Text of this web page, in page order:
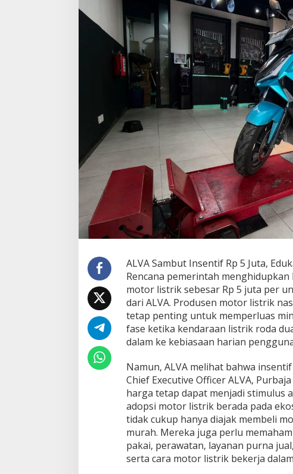
ALVA Sambut Insentif Rp 5 Juta,
Rencana pemerintah
motor listrik sebesar Rp 5 juta per
dari ALVA. Produsen motor listrik
tetap penting untuk memperluas
fase ketika kendaraan listrik roda
dalam ke kebiasaan harian
Namun, ALVA melihat bahwa
Chief Executive Officer ALVA,
harga tetap dapat menjadi stimulus
adopsi motor listrik berada pada
tidak cukup hanya diajak membeli
murah. Mereka juga perlu
pakai, perawatan, layanan purna
serta cara motor listrik bekerja